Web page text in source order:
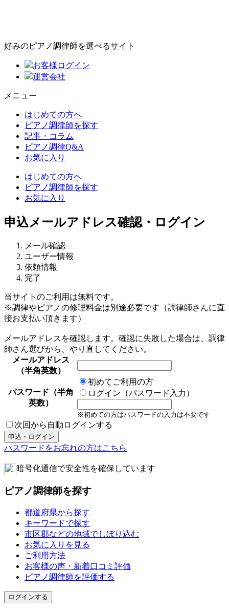
好みのピアノ調律師を選べるサイト
お客様ログイン
運営会社
メニュー
はじめての方へ
ピアノ調律師を探す
記事・コラム
ピアノ調律Q&A
お気に入り
はじめての方へ
ピアノ調律師を探す
お気に入り
申込メールアドレス確認・ログイン
メール確認
ユーザー情報
依頼情報
完了
当サイトのご利用は無料です。
※調律やピアノの修理料金は別途必要です（調律師さんに直
接お支払い頂きます）
メールアドレスを確認します。確認に失敗した場合は、調律
師さん選びから、やり直してください。
メールアドレス
（半角英数）
パスワード（半角
英数）
初めてご利用の方
ログイン（パスワード入力）
※初めての方はパスワードの入力は不要です
次回から自動ログインする
パスワードをお忘れの方はこちら
暗号化通信で安全性を確保しています
ピアノ調律師を探す
都道府県から探す
キーワードで探す
市区郡などの地域でしぼり込む
お気に入りを見る
ご利用方法
お客様の声・新着口コミ評価
ピアノ調律師を評価する
ログインする